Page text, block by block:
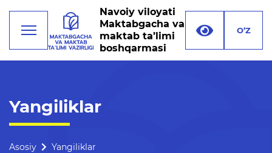
Boshqarma tuzilmasi
Navoiy viloyati
Maktabgacha va
maktab ta’limi
boshqarmasi
O‘Z
Yangiliklar
Asosiy Yangiliklar